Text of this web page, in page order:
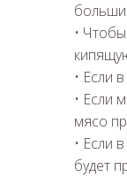
•
• Если
• Если
мясо
• Если
будет